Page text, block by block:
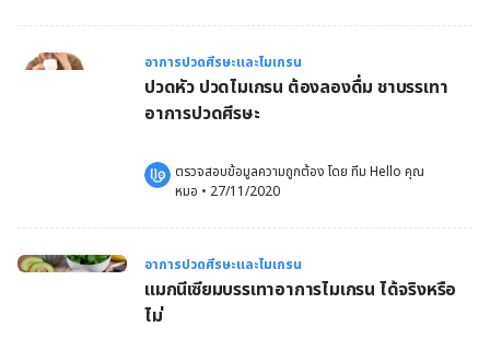
อาการปวดศีรษะและไมเกรน
ปวดหัว ปวดไมเกรน ต้องลองดื่ม ชาบรรเทา
อาการปวดศีรษะ
ตรวจสอบข้อมูลความถูกต้อง โดย ทีม Hello คุณ
หมอ • 27/11/2020
อาการปวดศีรษะและไมเกรน
แมกนีเซียมบรรเทาอาการไมเกรน ได้จริงหรือ
ไม่